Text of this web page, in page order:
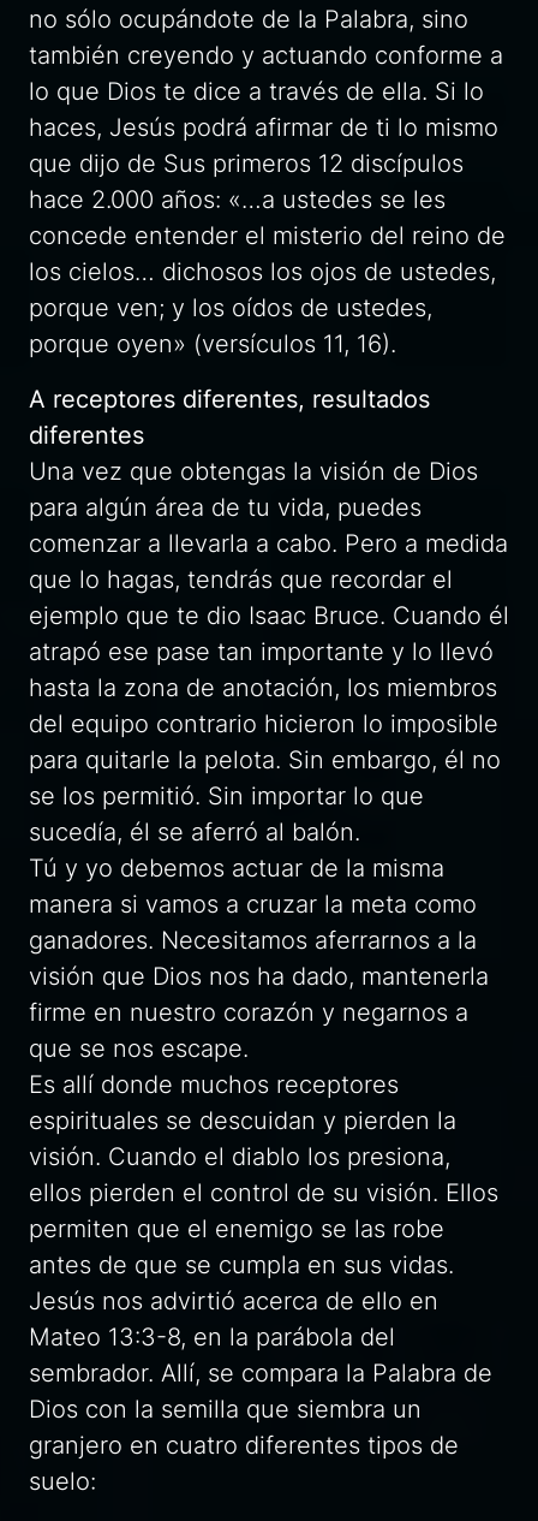
no sólo ocupándote de la Palabra, sino
también creyendo y actuando conforme a
lo que Dios te dice a través de ella. Si lo
haces, Jesús podrá afirmar de ti lo mismo
que dijo de Sus primeros 12 discípulos
hace 2.000 años: «…a ustedes se les
concede entender el misterio del reino de
los cielos… dichosos los ojos de ustedes,
porque ven; y los oídos de ustedes,
porque oyen» (versículos 11, 16).
A receptores diferentes, resultados
diferentes
Una vez que obtengas la visión de Dios
para algún área de tu vida, puedes
comenzar a llevarla a cabo. Pero a medida
que lo hagas, tendrás que recordar el
ejemplo que te dio Isaac Bruce. Cuando él
atrapó ese pase tan importante y lo llevó
hasta la zona de anotación, los miembros
del equipo contrario hicieron lo imposible
para quitarle la pelota. Sin embargo, él no
se los permitió. Sin importar lo que
sucedía, él se aferró al balón.
Tú y yo debemos actuar de la misma
manera si vamos a cruzar la meta como
ganadores. Necesitamos aferrarnos a la
visión que Dios nos ha dado, mantenerla
firme en nuestro corazón y negarnos a
que se nos escape.
Es allí donde muchos receptores
espirituales se descuidan y pierden la
visión. Cuando el diablo los presiona,
ellos pierden el control de su visión. Ellos
permiten que el enemigo se las robe
antes de que se cumpla en sus vidas.
Jesús nos advirtió acerca de ello en
Mateo 13:3-8, en la parábola del
sembrador. Allí, se compara la Palabra de
Dios con la semilla que siembra un
granjero en cuatro diferentes tipos de
suelo: